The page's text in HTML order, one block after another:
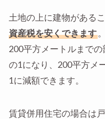
土地の上に建物があるこ
資産税を安くできます
200平方メートルまで
の1になり、200平方メ
1に減額できます。
賃貸併用住宅の場合は